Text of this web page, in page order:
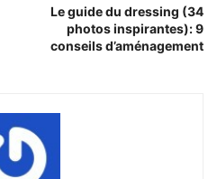
Le guide du dressing (34
photos inspirantes): 9
conseils d’aménagement